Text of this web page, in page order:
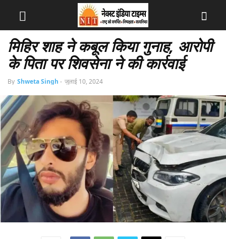
मिहिर शाह ने कबूल किया गुनाह, आरोपी
के पिता पर शिवसेना ने की कार्रवाई
By Shweta Singh - जुलाई 10, 2024